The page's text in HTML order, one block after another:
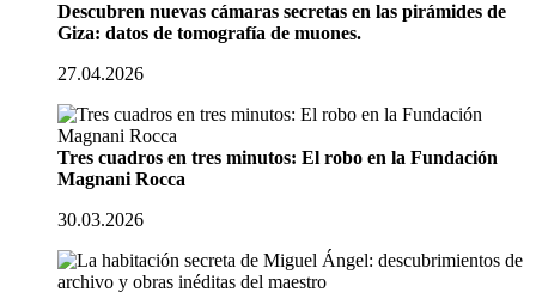
Descubren nuevas cámaras secretas en las pirámides de
Giza: datos de tomografía de muones.
27.04.2026
Tres cuadros en tres minutos: El robo en la Fundación
Magnani Rocca
30.03.2026